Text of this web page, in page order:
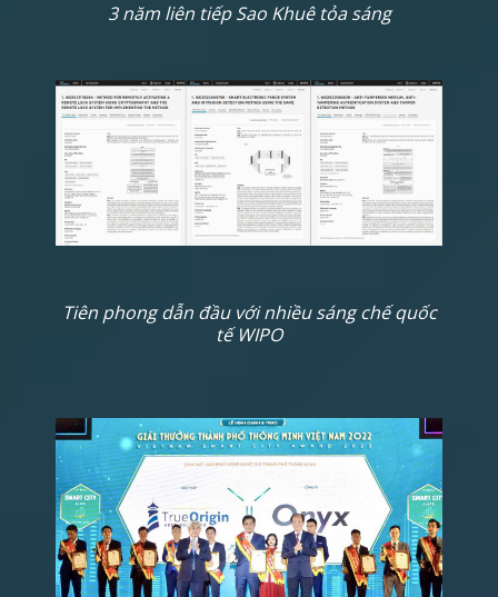
3 năm liên tiếp Sao Khuê tỏa sáng
Tiên phong dẫn đầu với nhiều sáng chế quốc
tế WIPO